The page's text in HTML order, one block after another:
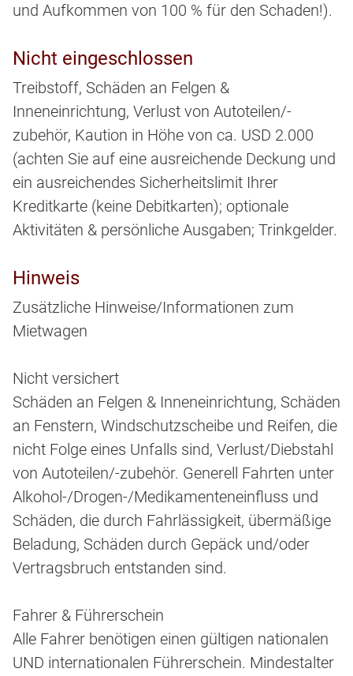
und Aufkommen von 100 % für den Schaden!).
Nicht eingeschlossen
Treibstoff, Schäden an Felgen &
Inneneinrichtung, Verlust von Autoteilen/-
zubehör, Kaution in Höhe von ca. USD 2.000
(achten Sie auf eine ausreichende Deckung und
ein ausreichendes Sicherheitslimit Ihrer
Kreditkarte (keine Debitkarten); optionale
Aktivitäten & persönliche Ausgaben; Trinkgelder.
Hinweis
Zusätzliche Hinweise/Informationen zum
Mietwagen
Nicht versichert
Schäden an Felgen & Inneneinrichtung, Schäden
an Fenstern, Windschutzscheibe und Reifen, die
nicht Folge eines Unfalls sind, Verlust/Diebstahl
von Autoteilen/-zubehör. Generell Fahrten unter
Alkohol-/Drogen-/Medikamenteneinfluss und
Schäden, die durch Fahrlässigkeit, übermäßige
Beladung, Schäden durch Gepäck und/oder
Vertragsbruch entstanden sind.
Fahrer & Führerschein
Alle Fahrer benötigen einen gültigen nationalen
UND internationalen Führerschein. Mindestalter